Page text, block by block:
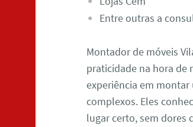
Entre outras a
Montador de móveis
praticidade na hora de
experiência em montar
complexos. Eles
lugar certo, sem dores